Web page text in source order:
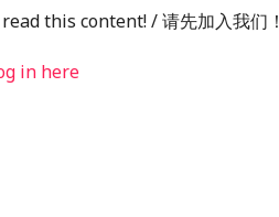
this content! / 请先加入我们！
in here